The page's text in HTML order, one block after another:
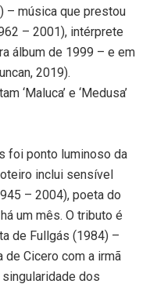
– música que prestou
– 2001), intérprete
álbum de 1999 – e em
2019).
‘Maluca’ e ‘Medusa’
foi ponto luminoso da
inclui sensível
– 2004), poeta do
um mês. O tributo é
de Fullgás (1984) –
de Cicero com a irmã
dos